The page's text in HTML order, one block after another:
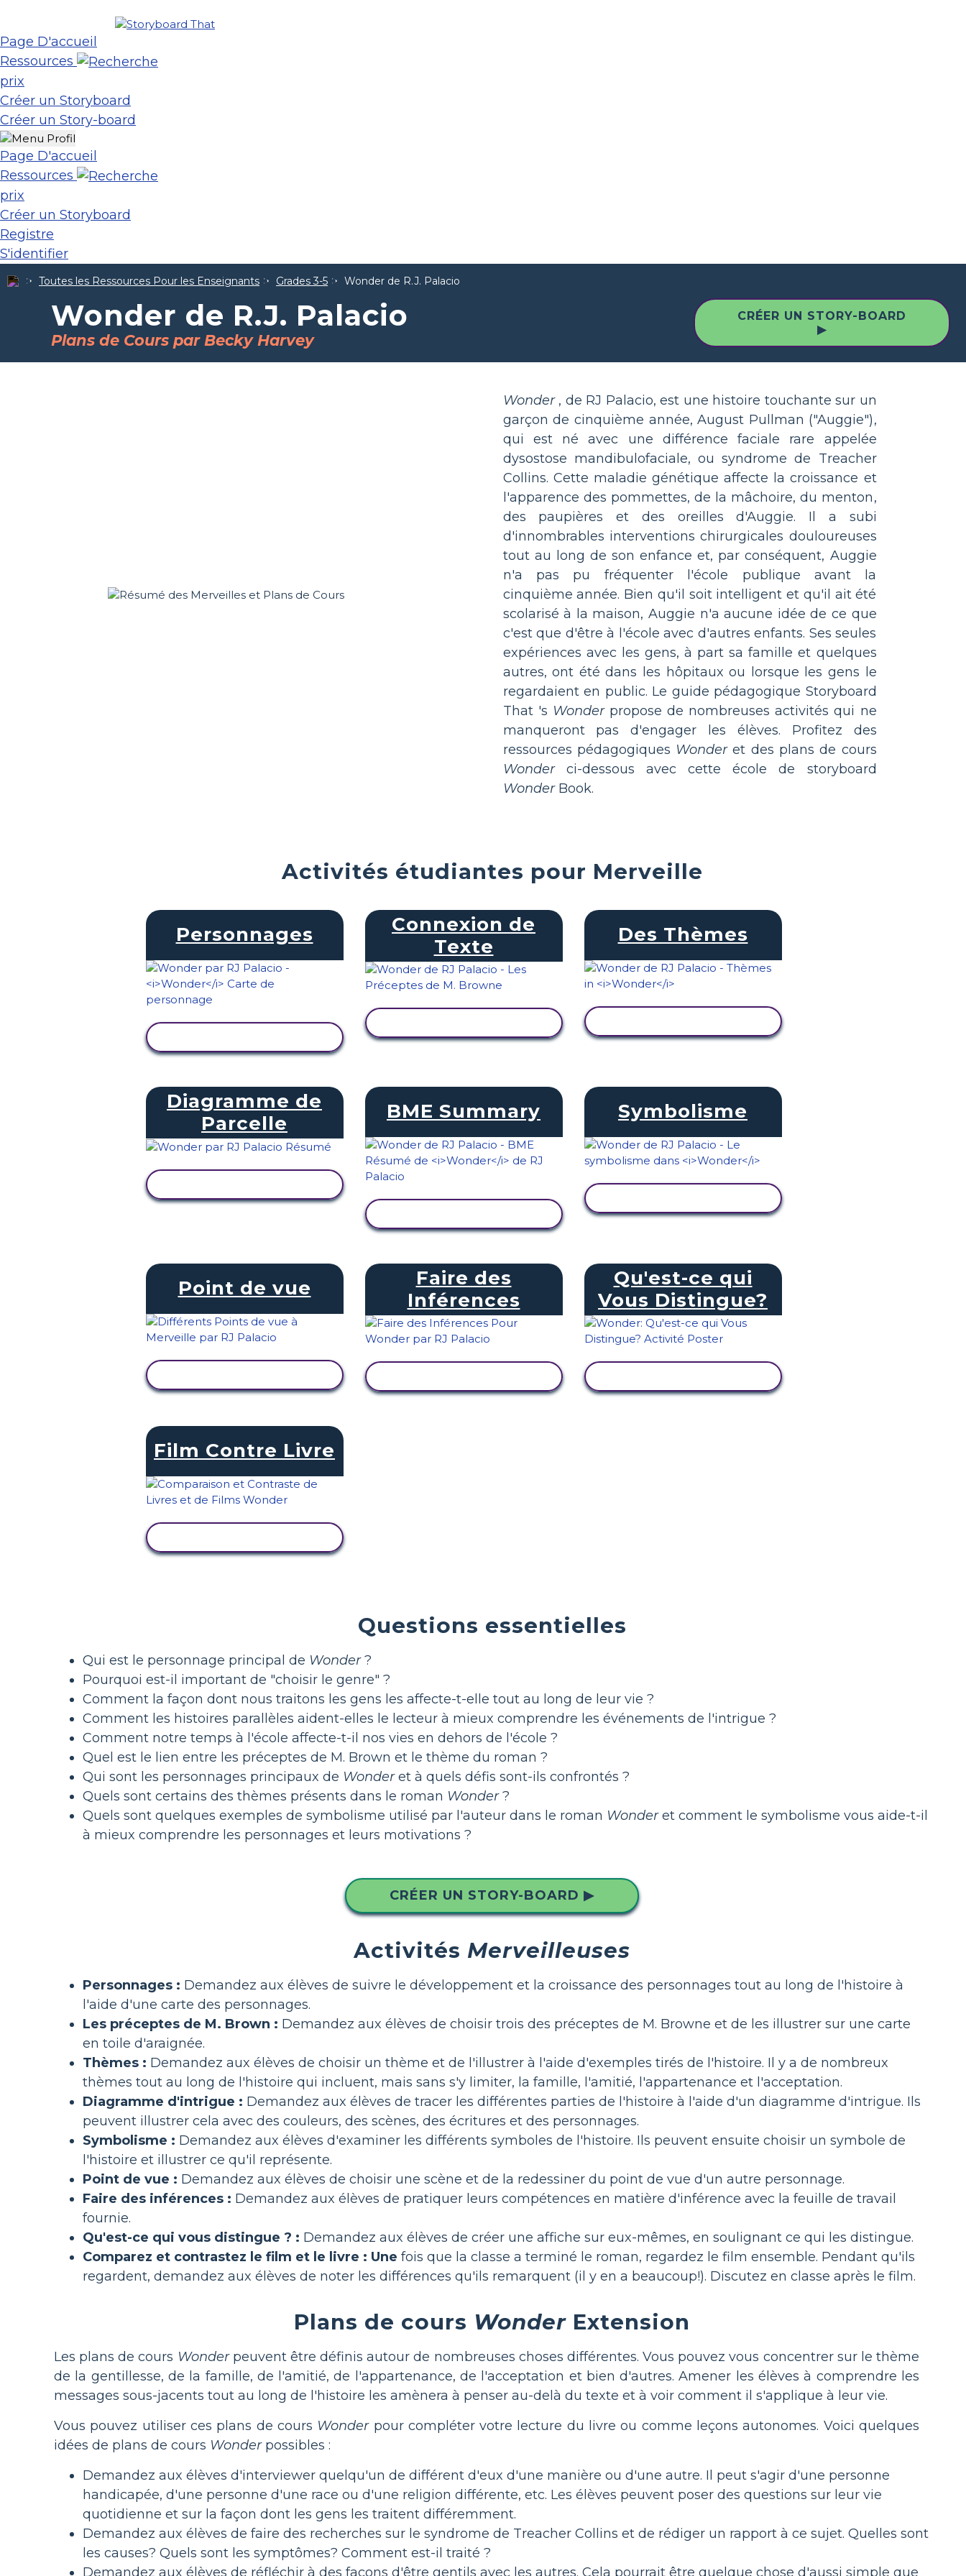
Page D'accueil
Ressources
prix
Créer un Storyboard
Créer un Story-board
Page D'accueil
Ressources
prix
Créer un Storyboard
Registre
S'identifier
Toutes les Ressources Pour les Enseignants Grades 3-5 Wonder de R.J. Palacio
Wonder de R.J. Palacio
Plans de Cours par Becky Harvey
CRÉER UN STORY-BOARD
▶
Wonder, de RJ Palacio, est une histoire touchante sur un
garçon de cinquième année, August Pullman ("Auggie"),
qui est né avec une différence faciale rare appelée
dysostose mandibulofaciale, ou syndrome de Treacher
Collins. Cette maladie génétique affecte la croissance et
l'apparence des pommettes, de la mâchoire, du menton,
des paupières et des oreilles d'Auggie. Il a subi
d'innombrables interventions chirurgicales douloureuses
tout au long de son enfance et, par conséquent, Auggie
n'a pas pu fréquenter l'école publique avant la
cinquième année. Bien qu'il soit intelligent et qu'il ait été
scolarisé à la maison, Auggie n'a aucune idée de ce que
c'est que d'être à l'école avec d'autres enfants. Ses seules
expériences avec les gens, à part sa famille et quelques
autres, ont été dans les hôpitaux ou lorsque les gens le
regardaient en public. Le guide pédagogique Storyboard
That 's Wonderpropose de nombreuses activités qui ne
manqueront pas d'engager les élèves. Profitez des
ressources pédagogiques Wonderet des plans de cours
Wonderci-dessous avec cette école de storyboard
WonderBook.
Activités étudiantes pour Merveille
Personnages
Connexion de
Texte
Des Thèmes
Diagramme de
Parcelle
BME Summary Symbolisme
Point de vue
Faire des
Inférences
Qu'est-ce qui
Vous Distingue?
Film Contre Livre
Questions essentielles
Qui est le personnage principal de Wonder?
Pourquoi est-il important de "choisir le genre" ?
Comment la façon dont nous traitons les gens les affecte-t-elle tout au long de leur vie ?
Comment les histoires parallèles aident-elles le lecteur à mieux comprendre les événements de l'intrigue ?
Comment notre temps à l'école affecte-t-il nos vies en dehors de l'école ?
Quel est le lien entre les préceptes de M. Brown et le thème du roman ?
Qui sont les personnages principaux de Wonderet à quels défis sont-ils confrontés ?
Quels sont certains des thèmes présents dans le roman Wonder?
Quels sont quelques exemples de symbolisme utilisé par l'auteur dans le roman Wonderet comment le symbolisme vous aide-t-il
à mieux comprendre les personnages et leurs motivations ?
CRÉER UN STORY-BOARD ▶
Activités Merveilleuses
Personnages : Demandez aux élèves de suivre le développement et la croissance des personnages tout au long de l'histoire à
l'aide d'une carte des personnages.
Les préceptes de M. Brown : Demandez aux élèves de choisir trois des préceptes de M. Browne et de les illustrer sur une carte
en toile d'araignée.
Thèmes : Demandez aux élèves de choisir un thème et de l'illustrer à l'aide d'exemples tirés de l'histoire. Il y a de nombreux
thèmes tout au long de l'histoire qui incluent, mais sans s'y limiter, la famille, l'amitié, l'appartenance et l'acceptation.
Diagramme d'intrigue : Demandez aux élèves de tracer les différentes parties de l'histoire à l'aide d'un diagramme d'intrigue. Ils
peuvent illustrer cela avec des couleurs, des scènes, des écritures et des personnages.
Symbolisme : Demandez aux élèves d'examiner les différents symboles de l'histoire. Ils peuvent ensuite choisir un symbole de
l'histoire et illustrer ce qu'il représente.
Point de vue : Demandez aux élèves de choisir une scène et de la redessiner du point de vue d'un autre personnage.
Faire des inférences : Demandez aux élèves de pratiquer leurs compétences en matière d'inférence avec la feuille de travail
fournie.
Qu'est-ce qui vous distingue ? : Demandez aux élèves de créer une affiche sur eux-mêmes, en soulignant ce qui les distingue.
Comparez et contrastez le film et le livre : Une fois que la classe a terminé le roman, regardez le film ensemble. Pendant qu'ils
regardent, demandez aux élèves de noter les différences qu'ils remarquent (il y en a beaucoup!). Discutez en classe après le film.
Plans de cours Wonder Extension
Les plans de cours Wonderpeuvent être définis autour de nombreuses choses différentes. Vous pouvez vous concentrer sur le thème
de la gentillesse, de la famille, de l'amitié, de l'appartenance, de l'acceptation et bien d'autres. Amener les élèves à comprendre les
messages sous-jacents tout au long de l'histoire les amènera à penser au-delà du texte et à voir comment il s'applique à leur vie.
Vous pouvez utiliser ces plans de cours Wonderpour compléter votre lecture du livre ou comme leçons autonomes. Voici quelques
idées de plans de cours Wonderpossibles :
Demandez aux élèves d'interviewer quelqu'un de différent d'eux d'une manière ou d'une autre. Il peut s'agir d'une personne
handicapée, d'une personne d'une race ou d'une religion différente, etc. Les élèves peuvent poser des questions sur leur vie
quotidienne et sur la façon dont les gens les traitent différemment.
Demandez aux élèves de faire des recherches sur le syndrome de Treacher Collins et de rédiger un rapport à ce sujet. Quelles sont
les causes? Quels sont les symptômes? Comment est-il traité ?
Demandez aux élèves de réfléchir à des façons d'être gentils avec les autres. Cela pourrait être quelque chose d'aussi simple que